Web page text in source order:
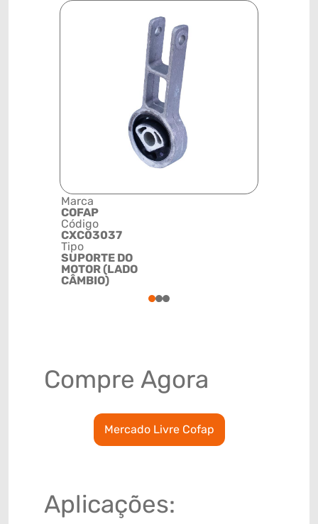
Marca
COFAP
Código
CXC03037
Tipo
SUPORTE DO
MOTOR (LADO
CÂMBIO)
123
Compre Agora
Mercado Livre Cofap
Aplicações: